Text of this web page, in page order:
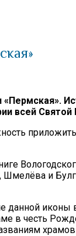
всей
Шмелёва и
в честь